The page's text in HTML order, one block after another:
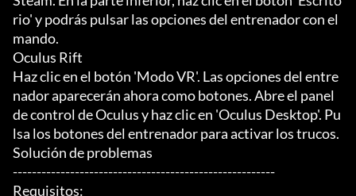
rio' y podrás pulsar las opciones del entrenador con el
mando.
Oculus Rift
Haz clic en el botón 'Modo VR'. Las opciones del entre
nador aparecerán ahora como botones. Abre el panel
de control de Oculus y haz clic en 'Oculus Desktop'. Pu
lsa los botones del entrenador para activar los trucos.
Solución de problemas
-------------------------------------------------------
Requisitos: